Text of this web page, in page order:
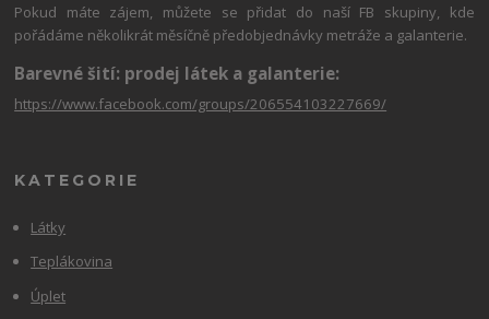
Pokud máte zájem, můžete se přidat do naší FB skupiny, kde
pořádáme několikrát měsíčně předobjednávky metráže a galanterie.
Barevné šití: prodej látek a galanterie:
https://www.facebook.com/groups/206554103227669/
KATEGORIE
Látky
Teplákovina
Úplet